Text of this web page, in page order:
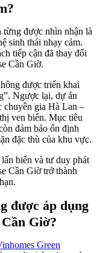
được nhìn nhận là
sinh thái nhạy cảm.
tiếp cận đã thay đổi
Cần Giờ.
được triển khai
Ngược lại, dự án
chuyên gia Hà Lan –
ven biển. Mục tiêu
đảm bảo ổn định
đặc thù của khu vực.
biển và tư duy phát
Cần Giờ trở thành
được áp dụng
Giờ?
Green